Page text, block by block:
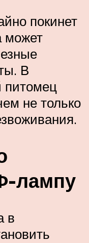
покинет
может
В
питомец
не только
лампу
в